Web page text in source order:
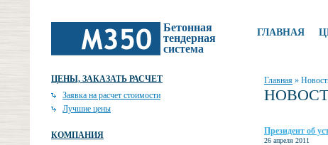
ГЛАВНАЯ
Бетонная
тендерная
система
ЦЕНЫ, ЗАКАЗАТЬ РАСЧЕТ
Заявка на расчет стоимости
Лучшие цены
КОМПАНИЯ
Главная »
Президент об
26 апреля 2011